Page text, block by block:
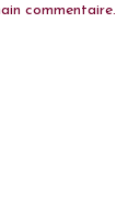
commentaire.